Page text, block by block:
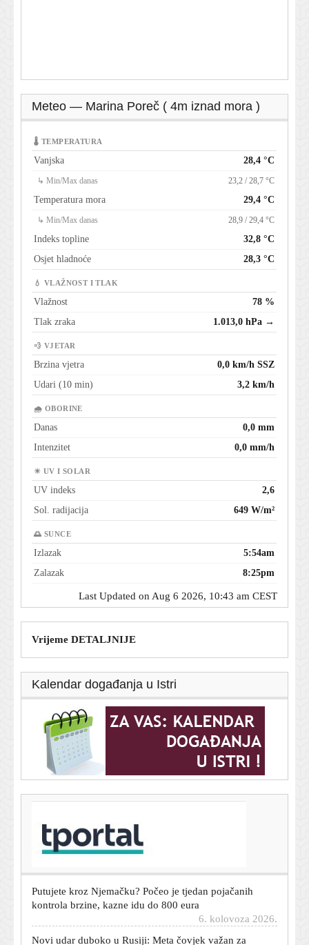
Meteo — Marina Poreč ( 4m iznad mora )
🌡 TEMPERATURA
Vanjska 28,4 °C
↳ Min/Max danas 23,2 / 28,7 °C
Temperatura mora 29,4 °C
↳ Min/Max danas 28,9 / 29,4 °C
Indeks topline
32,8 °C
Osjet hladnoće
28,3 °C
💧 VLAŽNOST I TLAK
Vlažnost
78 %
Tlak zraka
1.013,0 hPa →
💨 VJETAR
Brzina vjetra
0,0 km/h SSZ
Udari (10 min)
3,2 km/h
🌧 OBORINE
Danas
0,0 mm
Intenzitet
0,0 mm/h
☀ UV I SOLAR
UV indeks
2,6
Sol. radijacija
649 W/m²
🌅 SUNCE
Izlazak
5:54am
Zalazak
8:25pm
Last Updated on Aug 6 2026, 10:43 am CEST
Vrijeme DETALJNIJE
Kalendar događanja u Istri
Mike Tyson otkrio koji ga aktivni boksač najviše
podsjeća na njega: 'Dolazi s lošim namjerama'
Putujete kroz Njemačku? Počeo je tjedan pojačanih
kontrola brzine, kazne idu do 800 eura
6. kolovoza 2026.
Novi udar duboko u Rusiji: Meta čovjek važan za
Putinov ratni stroj